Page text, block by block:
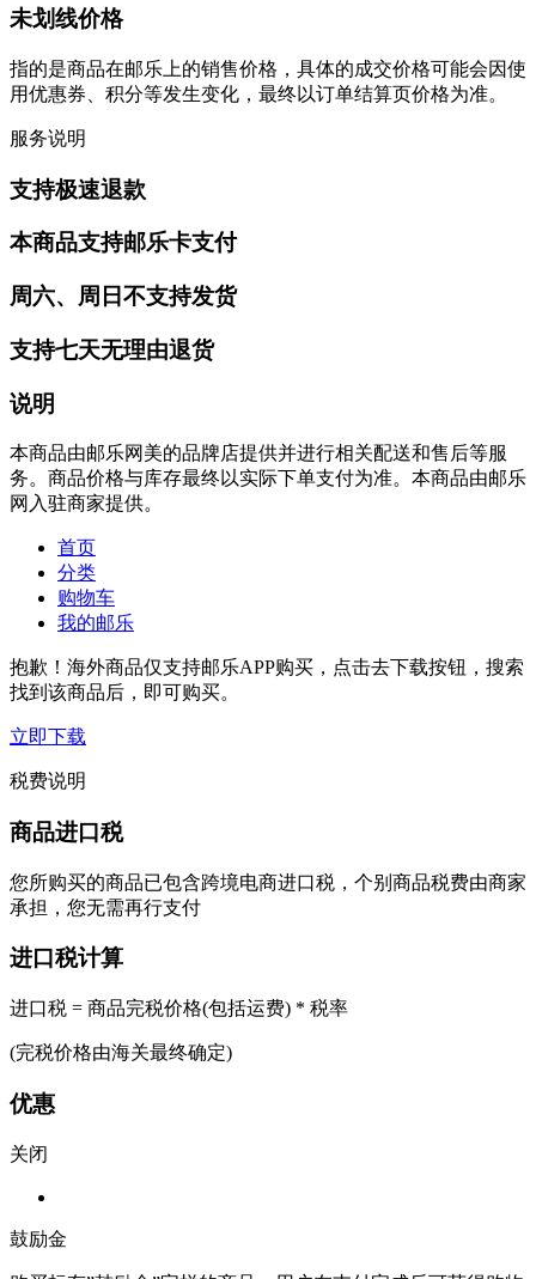
未划线价格
指的是商品在邮乐上的销售价格，具体的成交价格可能会因使
用优惠券、积分等发生变化，最终以订单结算页价格为准。
服务说明
支持极速退款
本商品支持邮乐卡支付
周六、周日不支持发货
支持七天无理由退货
说明
本商品由邮乐网美的品牌店提供并进行相关配送和售后等服
务。商品价格与库存最终以实际下单支付为准。本商品由邮乐
网入驻商家提供。
首页
分类
购物车
我的邮乐
抱歉！海外商品仅支持邮乐APP购买，点击去下载按钮，搜索
找到该商品后，即可购买。
立即下载
税费说明
商品进口税
您所购买的商品已包含跨境电商进口税，个别商品税费由商家
承担，您无需再行支付
进口税计算
进口税 = 商品完税价格(包括运费) * 税率
(完税价格由海关最终确定)
优惠
关闭
鼓励金